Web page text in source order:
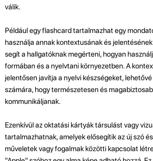
válik.
Például egy flashcard tartalmazhat egy
használja annak kontextusának és
segít a hallgatóknak megérteni, hogyan
formában és a nyelvtani környezetben. A
jelentősen javítja a nyelvi készségeket,
számára, hogy természetesen és
kommunikáljanak.
Ezenkívül az oktatási kártyák társulást vagy
tartalmazhatnak, amelyek elősegítik az új szó
műveletek vagy fogalmak közötti kapcsolat